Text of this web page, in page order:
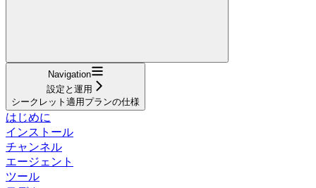
Navigation
設定と運用
シークレット適用プランの仕様
はじめに
インストール
チャンネル
エージェント
ツール